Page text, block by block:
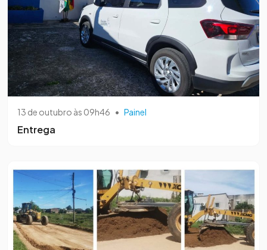
13 de outubro às 09h46 • Painel
Entrega